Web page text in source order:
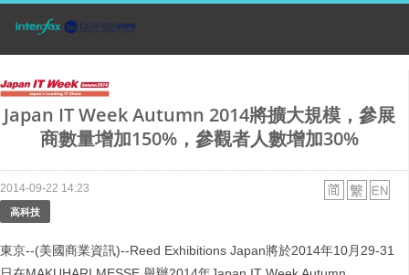
Japan IT Week Autumn 2014將擴大規模，參展
商數量增加150%，參觀者人數增加30%
2014-09-22 14:23
高科技
東京--(美國商業資訊)--Reed Exhibitions Japan將於2014年10月29-31